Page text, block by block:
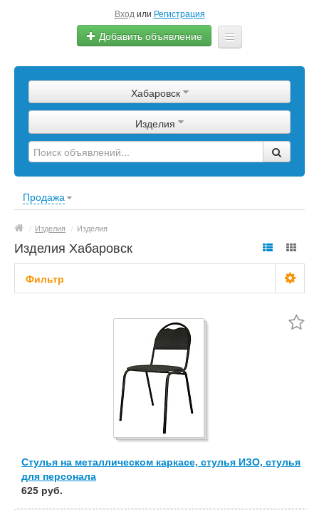
Вход или Регистрация
Добавить объявление
Сырье
Изделия
Оборудование
Хабаровск
Изделия
Продажа
/ Изделия / Изделия
Изделия Хабаровск
Фильтр
Применить Сбросить фильтр
Стулья на металлическом каркасе, стулья ИЗО, стулья
для персонала
625 руб.